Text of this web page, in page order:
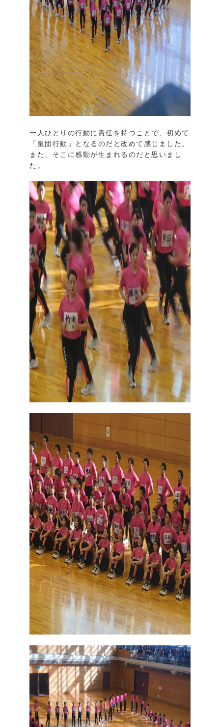
一人ひとりの行動に責任を持つことで、初めて
「集団行動」となるのだと改めて感じました。
また、そこに感動が生まれるのだと思いまし
た。